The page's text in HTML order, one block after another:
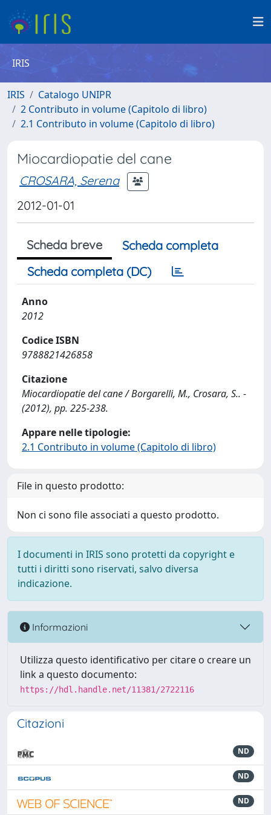
IRIS
IRIS
Catalogo UNIPR
2 Contributo in volume (Capitolo di libro)
2.1 Contributo in volume (Capitolo di libro)
Miocardiopatie del cane
CROSARA, Serena
2012-01-01
Scheda breve
Scheda completa
Scheda completa (DC)
Anno
2012
Codice ISBN
9788821426858
Citazione
Miocardiopatie del cane / Borgarelli, M., Crosara, S.. -
(2012), pp. 225-238.
Appare nelle tipologie:
2.1 Contributo in volume (Capitolo di libro)
File in questo prodotto:
Non ci sono file associati a questo prodotto.
I documenti in IRIS sono protetti da copyright e
tutti i diritti sono riservati, salvo diversa
indicazione.
Informazioni
Utilizza questo identificativo per citare o creare un
link a questo documento:
https://hdl.handle.net/11381/2722116
Citazioni
ND
ND
ND